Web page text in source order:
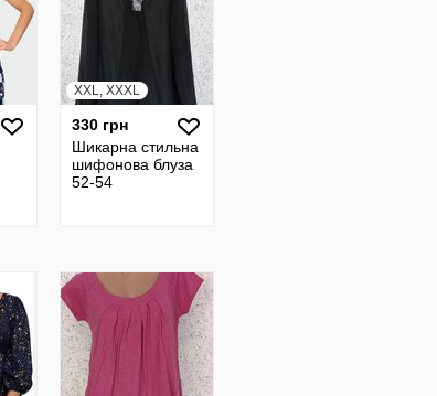
XXL, XXXL
330 грн
Шикарна стильна
шифонова блуза
52-54